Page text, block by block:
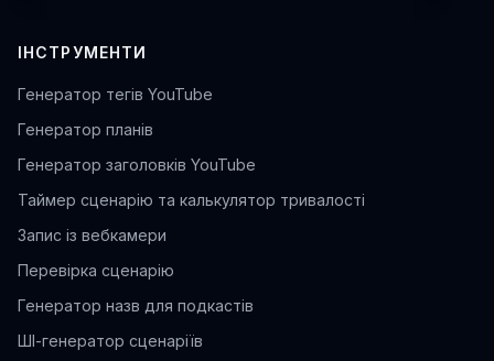
ІНСТРУМЕНТИ
Генератор тегів YouTube
Генератор планів
Генератор заголовків YouTube
Таймер сценарію та калькулятор тривалості
Запис із вебкамери
Перевірка сценарію
Генератор назв для подкастів
ШІ-генератор сценаріїв